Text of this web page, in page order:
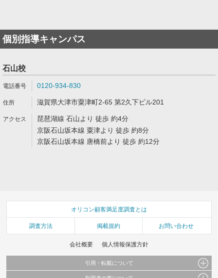
個別指導キャンパス
石山校
0120-934-830
滋賀県大津市粟津町2-65 第2久下ビル201
琵琶湖線 石山より 徒歩 約4分
京阪石山坂本線 粟津より 徒歩 約8分
京阪石山坂本線 唐橋前より 徒歩 約12分
オリコン顧客満足度調査とは
調査方法 掲載規約 お問い合わせ
会社概要 個人情報保護方針
引用・転載について